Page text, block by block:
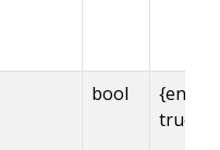
bool
true